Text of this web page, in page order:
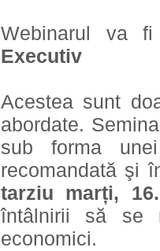
Webinarul va
Executiv
Acestea sunt
abordate.
sub forma
recomandată şi
tarziu marți,
întâlnirii să se
economici.